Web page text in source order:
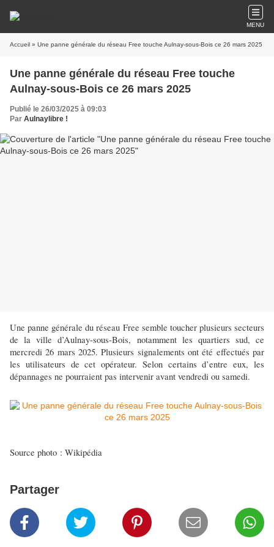
MENU
Accueil » Une panne générale du réseau Free touche Aulnay-sous-Bois ce 26 mars 2025
Une panne générale du réseau Free touche
Aulnay-sous-Bois ce 26 mars 2025
Publié le 26/03/2025 à 09:03
Par Aulnaylibre !
Une panne générale du réseau Free semble toucher plusieurs secteurs
de la ville d’Aulnay-sous-Bois, notamment les quartiers sud, ce
mercredi 26 mars 2025. Plusieurs signalements ont été effectués par
les utilisateurs de cet opérateur. Selon certains d’entre eux, les
dépannages ne pourraient pas intervenir avant vendredi ou samedi.
Source photo : Wikipédia
Partager